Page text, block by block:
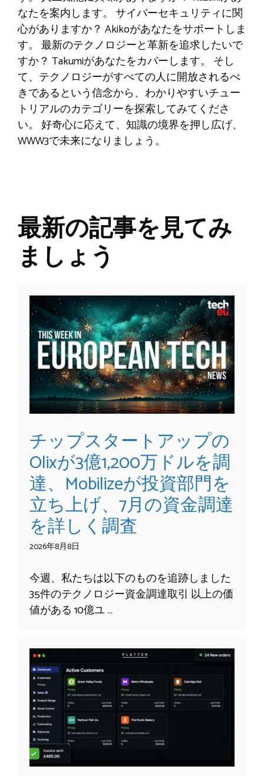
なたを案内します。 サイバーセキュリティに関
心がありますか？ Akikoがあなたをサポートしま
す。 最新のテクノロジーと革新を追求したいで
すか？ Takumiがあなたをカバーします。 そし
て、テクノロジーがすべての人に開放されるべ
きであるという信念から、わかりやすいチュー
トリアルのカテゴリーを探索してみてくださ
い。 好奇心に応えて、知識の境界を押し広げ、
WWW3で未来になりましょう。
最新の記事を見てみ
ましょう
チップスタートアップの
Olixが3億1,200万ドルを調
達、Mobilizeが投資部門を
立ち上げ、7月の資金調達
を詳しく調査
2026年8月8日
今週、私たちは以下のものを追跡しました
35件のテクノロジー資金調達取引 以上の価
値がある 10億ユ …